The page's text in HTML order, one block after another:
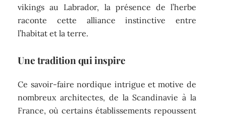
vikings au Labrador, la présence de l’herbe
raconte cette alliance instinctive entre
l’habitat et la terre.
Une tradition qui inspire
Ce savoir-faire nordique intrigue et motive de
nombreux architectes, de la Scandinavie à la
France, où certains établissements repoussent